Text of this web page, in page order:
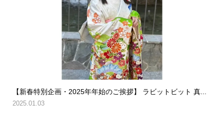
【新春特別企画・2025年年始のご挨拶】 ラビットビット 真...
2025.01.03